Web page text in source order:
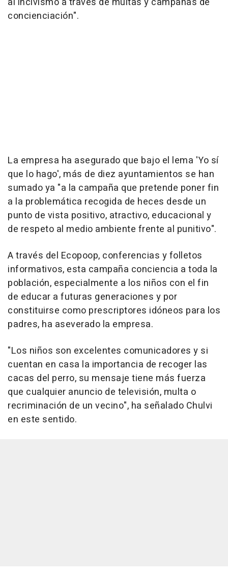
concienciación".
La empresa ha asegurado que bajo el lema 'Yo sí
que lo hago', más de diez ayuntamientos se han
sumado ya "a la campaña que pretende poner fin
a la problemática recogida de heces desde un
punto de vista positivo, atractivo, educacional y
de respeto al medio ambiente frente al punitivo".
A través del Ecopoop, conferencias y folletos
informativos, esta campaña conciencia a toda la
población, especialmente a los niños con el fin
de educar a futuras generaciones y por
constituirse como prescriptores idóneos para los
padres, ha aseverado la empresa.
"Los niños son excelentes comunicadores y si
cuentan en casa la importancia de recoger las
cacas del perro, su mensaje tiene más fuerza
que cualquier anuncio de televisión, multa o
recriminación de un vecino", ha señalado Chulvi
en este sentido.